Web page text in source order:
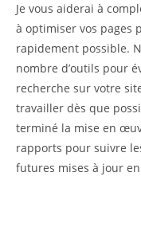
Je vous aiderai à
à optimiser vos pages
rapidement possible.
nombre d’outils pour
recherche sur votre
travailler dès que
terminé la mise en
rapports pour suivre
futures mises à jour